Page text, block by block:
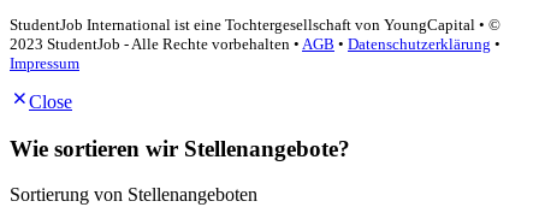
StudentJob International ist eine Tochtergesellschaft von YoungCapital • ©
2023 StudentJob - Alle Rechte vorbehalten • AGB • Datenschutzerklärung •
Impressum
Close
Wie sortieren wir Stellenangebote?
Sortierung von Stellenangeboten